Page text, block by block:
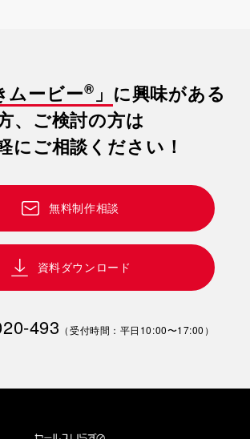
ムービー® 」 に興味がある
、ご検討の方は
にご相談ください！
無料制作相談
資料ダウンロード
493 （受付時間：平日10:00〜17:00）